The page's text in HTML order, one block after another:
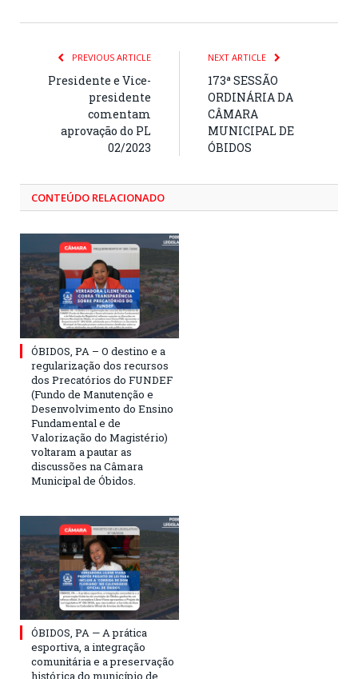
PREVIOUS ARTICLE
Presidente e Vice-
presidente
comentam
aprovação do PL
02/2023
NEXT ARTICLE
173ª SESSÃO
ORDINÁRIA DA
CÂMARA
MUNICIPAL DE
ÓBIDOS
CONTEÚDO RELACIONADO
ÓBIDOS, PA – O destino e a
regularização dos recursos
dos Precatórios do FUNDEF
(Fundo de Manutenção e
Desenvolvimento do Ensino
Fundamental e de
Valorização do Magistério)
voltaram a pautar as
discussões na Câmara
Municipal de Óbidos.
ÓBIDOS, PA — A prática
esportiva, a integração
comunitária e a preservação
histórica do município de